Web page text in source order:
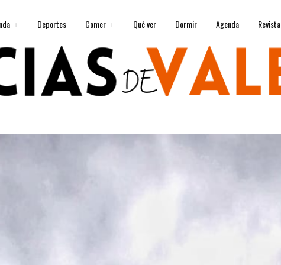
Deportes Comer Qué ver Dormir Agenda Revista